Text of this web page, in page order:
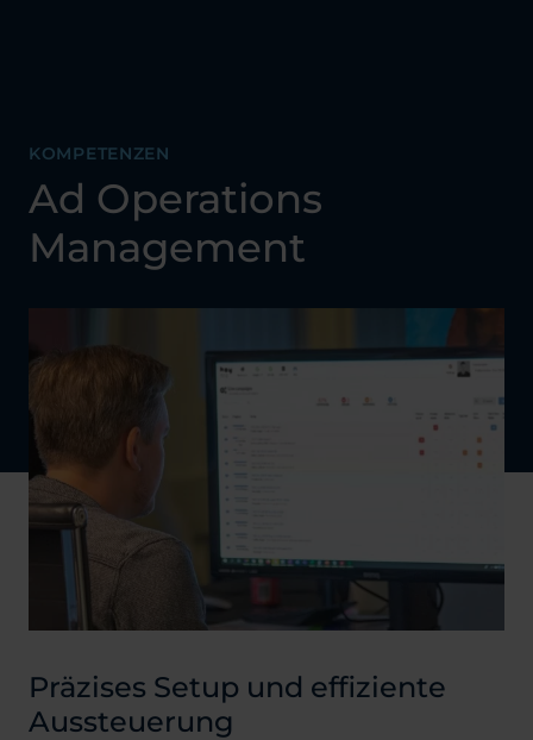
KOMPETENZEN
Ad Operations
Management
Präzises Setup und effiziente
Aussteuerung